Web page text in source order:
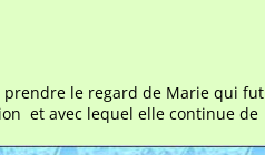
prendre le regard de Marie qui fut
et avec lequel elle continue de